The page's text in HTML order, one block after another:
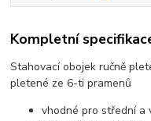
Kompletní
Stahovací obojek ručně
pletené ze 6-ti pramenů
vhodné pro střední a